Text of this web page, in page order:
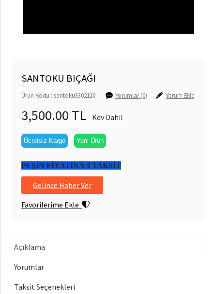
SANTOKU BIÇAĞI
Ürün Kodu : santoku3302110 Yorumlar (0) Yorum Ekle
3,500.00 TL Kdv Dahil
Ücretsiz Kargo Yeni Ürün
PEŞİN FİYATINA 3 TAKSİT
Gelince Haber Ver
Favorilerime Ekle
Açıklama
Yorumlar
Taksit Seçenekleri